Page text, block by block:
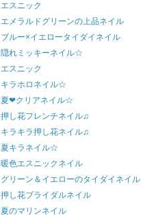
エスニック
エメラルドグリーンの上品ネイル
ブルー×イエロータイダイネイル
隠れミッキーネイル☆
エスニック
キラホロネイル☆
夏❤クリアネイル☆
押し花フレンチネイル♫
キラキラ押し花ネイル♫
夏キラネイル☆
暖色エスニックネイル
グリーン＆イエローのタイダイネイル
押し花ブライダルネイル
夏のマリンネイル